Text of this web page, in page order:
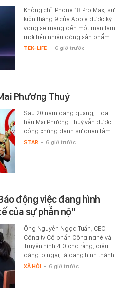
Không chỉ iPhone 18 Pro Max, sự
kiện tháng 9 của Apple được kỳ
vọng sẽ mang đến một màn làm
mới trên nhiều dòng sản phẩm.
TEK-LIFE - 6 giờ trước
Phương Thuý
Sau 20 năm đăng quang, Hoa
hậu Mai Phương Thuý vẫn được
công chúng dành sự quan tâm.
STAR - 6 giờ trước
động việc đang hình
của sự phẫn nộ"
Ông Nguyễn Ngọc Tuấn, CEO
Công ty Cổ phần Công nghệ và
Truyền hình 4.0 cho rằng, điều
đáng lo ngại, là đang hình thành…
XÃ HỘI - 6 giờ trước